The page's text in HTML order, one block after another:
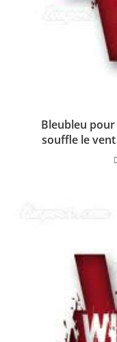
Bleubleu pour
souffle le vent